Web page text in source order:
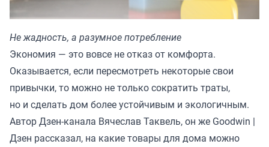
Не жадность, а разумное потребление
Экономия — это вовсе не отказ от комфорта.
Оказывается, если пересмотреть некоторые свои
привычки, то можно не только сократить траты,
но и сделать дом более устойчивым и экологичным.
Автор Дзен-канала Вячеслав Таквель, он же Goodwin |
Дзен рассказал, на какие товары для дома можно